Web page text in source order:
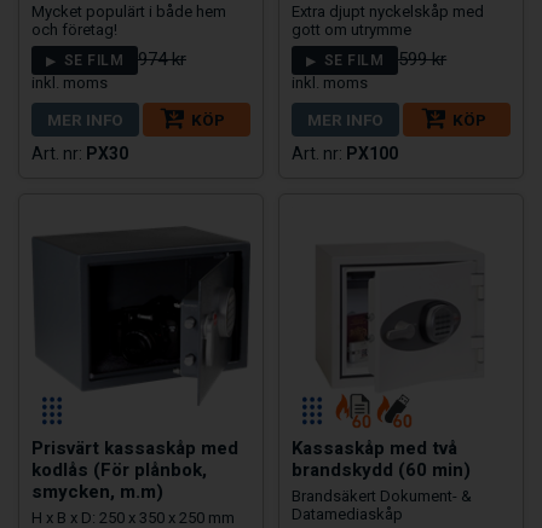
Mycket populärt i både hem
och företag!
SE FILM
2.124 kr 2.974 kr
MER INFO
KÖP
PX30
Extra djupt nyckelskåp med
gott om utrymme
SE FILM
3.999 kr 5.599 kr
MER INFO
KÖP
PX100
Prisvärt kassaskåp med
kodlås (För plånbok,
smycken, m.m)
H x B x D: 250 x 350 x 250 mm
Kassaskåp med två
brandskydd (60 min)
Brandsäkert Dokument- &
Datamediaskåp